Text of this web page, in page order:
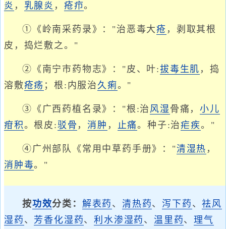
炎 ， 乳腺炎 ， 疮疖。
①《岭南采药录》："治恶毒大疮 ，剥取其根
皮，捣烂敷之。"
②《南宁市药物志》："皮、叶:拔毒生肌 ，捣
溶敷疮疡 ；根:内服治久痢。"
③《广西药植名录》："根:治 风湿 骨痛，小儿
疳积。根皮:驳骨 ，消肿 ， 止痛。种子:治疟疾。"
④广州部队《常用中草药手册》："清湿热 ，
消肿毒。"
按功效分类： 解表药 、清热药、 泻下药 、祛风
湿药 、 芳香化湿药、利水渗湿药 、温里药、理气